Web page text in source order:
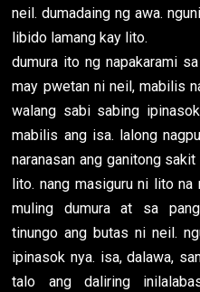
neil. dumadaing ng awa.
libido lamang kay lito.
dumura ito ng napakarami
may pwetan ni neil, mabilis
walang sabi sabing
mabilis ang isa. lalong
naranasan ang ganitong
lito. nang masiguru ni lito
muling dumura at sa
tinungo ang butas ni neil.
ipinasok nya. isa, dalawa,
talo ang daliring